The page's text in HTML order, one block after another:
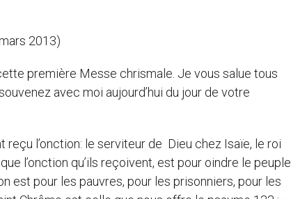
2013)
première Messe chrismale. Je vous salue tous
avec moi aujourd’hui du jour de votre
l’onction: le serviteur de Dieu chez Isaïe, le roi
l’onction qu’ils reçoivent, est pour oindre le peuple
est pour les pauvres, pour les prisonniers, pour les